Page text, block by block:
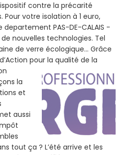
contre la précarité
votre isolation à 1 euro,
PAS-DE-CALAIS -
nouvelles technologies. Tel
de verre écologique... Grâce
pour la qualité de la
la
et
aussi
tout ça ? L’été arrive et les